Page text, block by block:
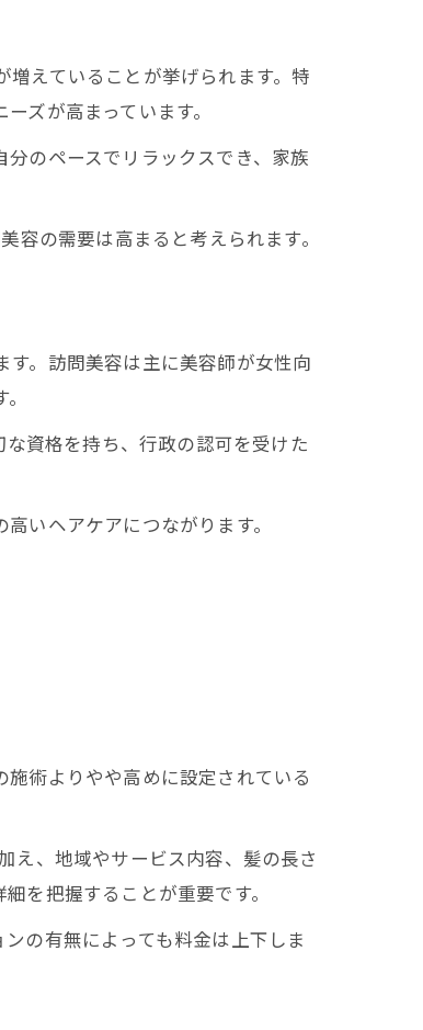
えていることが挙げられます。特
ズが高まっています。
のペースでリラックスでき、家族
容の需要は高まると考えられます。
。訪問美容は主に美容師が女性向
資格を持ち、行政の認可を受けた
いヘアケアにつながります。
術よりやや高めに設定されている
え、地域やサービス内容、髪の長さ
を把握することが重要です。
の有無によっても料金は上下しま